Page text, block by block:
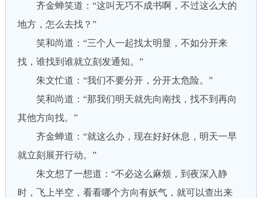
齐金蝉笑道：“这叫无巧不成书啊，不过这么大的
地方，怎么去找？”
笑和尚道：“三个人一起找太明显，不如分开来
找，谁找到谁就立刻发通知。”
朱文忙道：“我们不要分开，分开太危险。”
笑和尚道：“那我们明天就先向南找，找不到再向
其他方向找。”
齐金蝉道：“就这么办，现在好好休息，明天一早
就立刻展开行动。”
朱文想了一想道：“不必这么麻烦，到夜深入静
时，飞上半空，看看哪个方向有妖气，就可以查出来